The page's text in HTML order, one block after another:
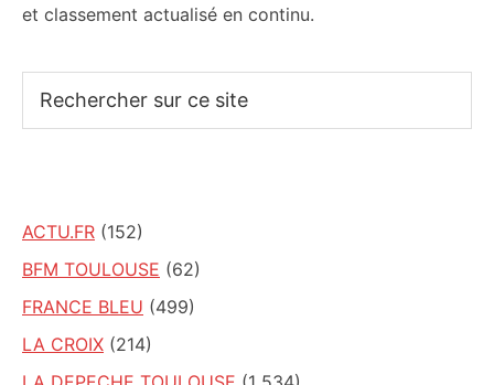
et classement actualisé en continu.
sur
ACTU.FR (152)
BFM TOULOUSE (62)
FRANCE BLEU (499)
LA CROIX (214)